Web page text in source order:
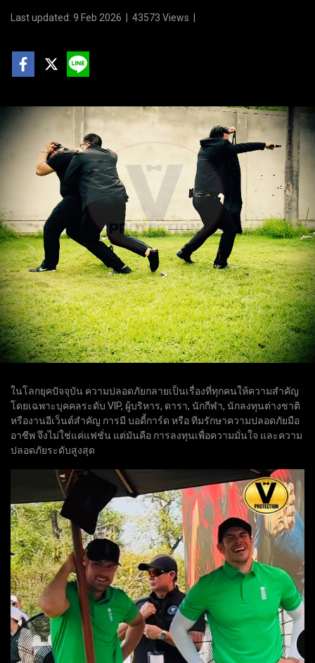
Last updated: 9 Feb 2026 43573 Views
ในโลกยุคปัจจุบัน ความปลอดภัยกลายเป็นเรื่องที่ทุกคนให้ความสำคัญ
โดยเฉพาะบุคคลระดับ VIP, ผู้บริหาร, ดารา, นักกีฬา, นักลงทุนต่างชาติ
หรืองานอีเว็นต์สำคัญ การมี บอดี้การ์ด หรือ ทีมรักษาความปลอดภัยมือ
อาชีพ จึงไม่ใช่แค่แฟชั่น แต่มันคือ การลงทุนเพื่อความมั่นใจ และความ
ปลอดภัยระดับสูงสุด